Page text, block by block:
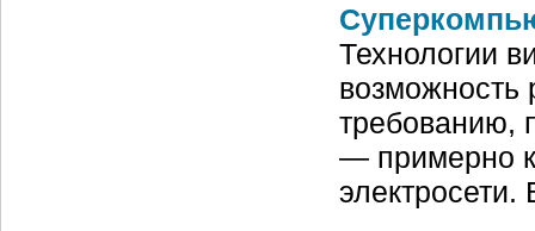
Технологии
возможность
требованию,
— примерно